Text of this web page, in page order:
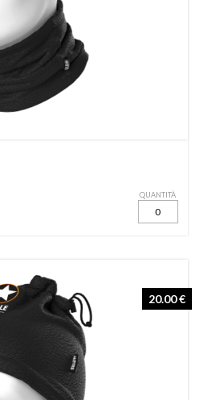
QUANTITÀ
20.00 €